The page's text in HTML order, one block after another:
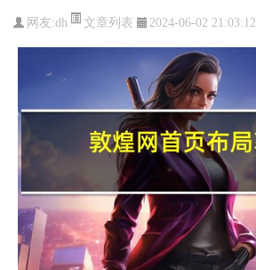
网友:dh 文章列表 2024-06-02 21:03:12